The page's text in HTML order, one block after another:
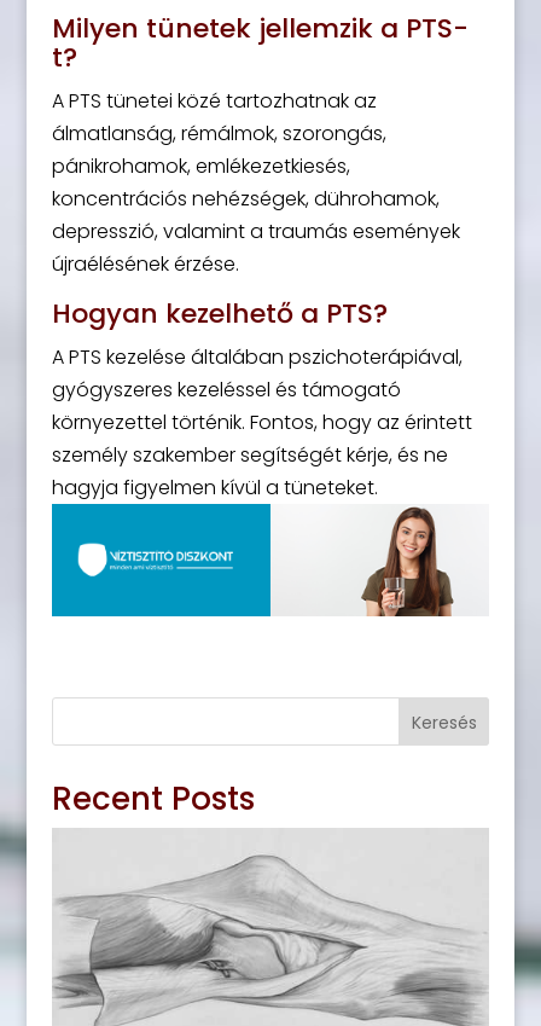
Milyen tünetek jellemzik a PTS-
t?
A PTS tünetei közé tartozhatnak az
álmatlanság, rémálmok, szorongás,
pánikrohamok, emlékezetkiesés,
koncentrációs nehézségek, dührohamok,
depresszió, valamint a traumás események
újraélésének érzése.
Hogyan kezelhető a PTS?
A PTS kezelése általában pszichoterápiával,
gyógyszeres kezeléssel és támogató
környezettel történik. Fontos, hogy az érintett
személy szakember segítségét kérje, és ne
hagyja figyelmen kívül a tüneteket.
Keresés
Recent Posts